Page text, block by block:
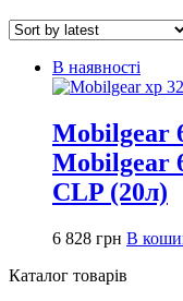
В наявності
Mobilgear
Mobilgear
CLP (20л)
6 828 грн В
Каталог товарів